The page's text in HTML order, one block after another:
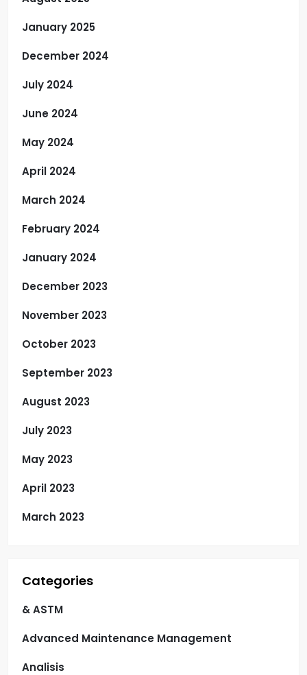
January 2025
December 2024
July 2024
June 2024
May 2024
April 2024
March 2024
February 2024
January 2024
December 2023
November 2023
October 2023
September 2023
August 2023
July 2023
May 2023
April 2023
March 2023
Categories
& ASTM
Advanced Maintenance Management
Analisis